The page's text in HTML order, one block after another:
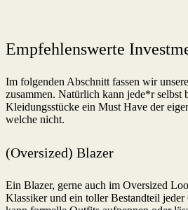
Empfehlenswerte
Im folgenden Abschnitt fassen wir
zusammen. Natürlich kann jede*r selbst
Kleidungsstücke ein Must Have der
welche nicht.
(Oversized) Blazer
Ein Blazer, gerne auch im Oversized
Klassiker und ein toller Bestandteil